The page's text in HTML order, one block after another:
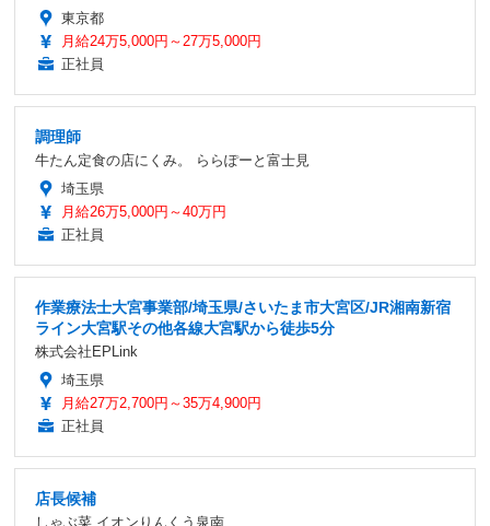
東京都
月給24万5,000円～27万5,000円
正社員
調理師
牛たん定食の店にくみ。 ららぽーと富士見
埼玉県
月給26万5,000円～40万円
正社員
作業療法士大宮事業部/埼玉県/さいたま市大宮区/JR湘南新宿
ライン大宮駅その他各線大宮駅から徒歩5分
株式会社EPLink
埼玉県
月給27万2,700円～35万4,900円
正社員
店長候補
しゃぶ菜 イオンりんくう泉南